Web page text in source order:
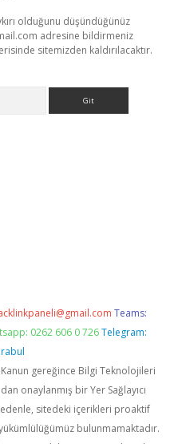
olduğunu düşündüğünüz
adresine bildirmeniz
sitemizden kaldırılacaktır.
Teams:
0262 606 0 726 Telegram:
Kanun gereğince Bilgi Teknolojileri
onaylanmış bir Yer Sağlayıcı
sitedeki içerikleri proaktif
bulunmamaktadır.